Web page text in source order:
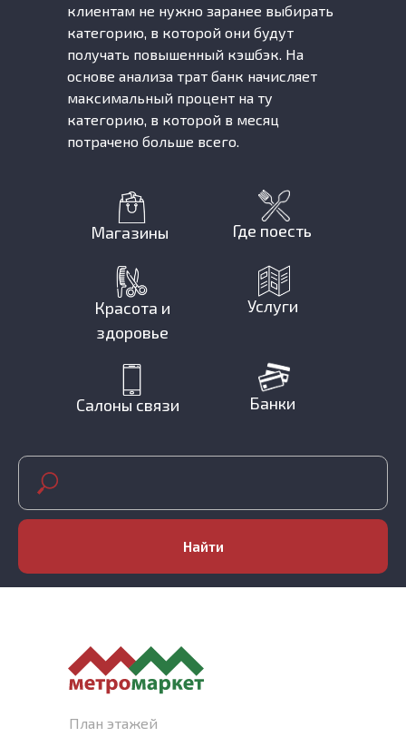
клиентам не нужно заранее выбирать
категорию, в которой они будут
получать повышенный кэшбэк. На
основе анализа трат банк начисляет
максимальный процент на ту
категорию, в которой в месяц
потрачено больше всего.
Магазины Где поесть
Банки
Салоны связи
Красота и
здоровье
Услуги
Найти
План этажей